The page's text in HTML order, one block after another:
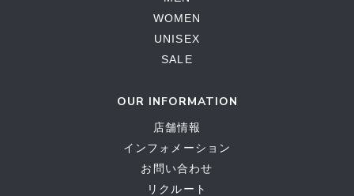
WOMEN
UNISEX
SALE
OUR INFORMATION
店舗情報
インフォメーション
お問い合わせ
リクルート